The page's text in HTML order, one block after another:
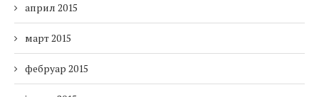
април 2015
март 2015
фебруар 2015